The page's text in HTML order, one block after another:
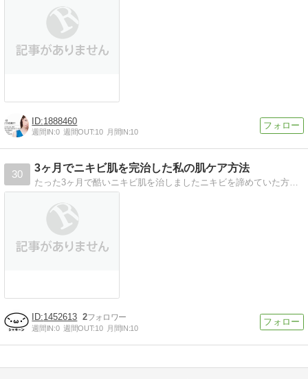
1888460
週間IN:0 週間OUT:10 月間IN:10
30
3ヶ月でニキビ肌を完治した私の肌ケア方法
たった3ヶ月で酷いニキビ肌を治しましたニキビを諦めていた方にその方法を伝授します
1452613 2
週間IN:0 週間OUT:10 月間IN:10